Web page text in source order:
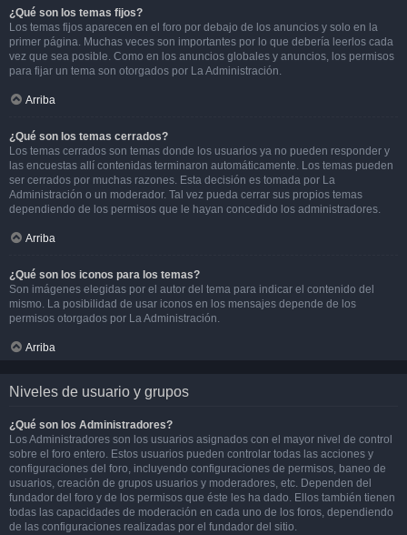
¿Qué son los temas fijos?
Los temas fijos aparecen en el foro por debajo de los anuncios y solo en la
primer página. Muchas veces son importantes por lo que debería leerlos cada
vez que sea posible. Como en los anuncios globales y anuncios, los permisos
para fijar un tema son otorgados por La Administración.
Arriba
¿Qué son los temas cerrados?
Los temas cerrados son temas donde los usuarios ya no pueden responder y
las encuestas allí contenidas terminaron automáticamente. Los temas pueden
ser cerrados por muchas razones. Esta decisión es tomada por La
Administración o un moderador. Tal vez pueda cerrar sus propios temas
dependiendo de los permisos que le hayan concedido los administradores.
Arriba
¿Qué son los iconos para los temas?
Son imágenes elegidas por el autor del tema para indicar el contenido del
mismo. La posibilidad de usar iconos en los mensajes depende de los
permisos otorgados por La Administración.
Arriba
Niveles de usuario y grupos
¿Qué son los Administradores?
Los Administradores son los usuarios asignados con el mayor nivel de control
sobre el foro entero. Estos usuarios pueden controlar todas las acciones y
configuraciones del foro, incluyendo configuraciones de permisos, baneo de
usuarios, creación de grupos usuarios y moderadores, etc. Dependen del
fundador del foro y de los permisos que éste les ha dado. Ellos también tienen
todas las capacidades de moderación en cada uno de los foros, dependiendo
de las configuraciones realizadas por el fundador del sitio.